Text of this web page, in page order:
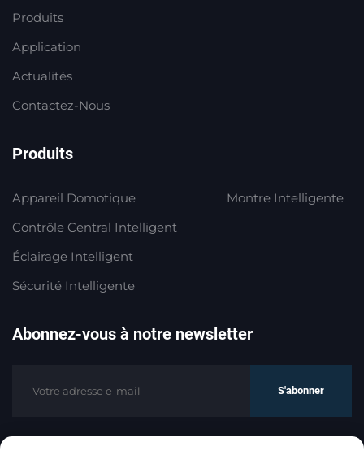
Produits
Application
Actualités
Contactez-Nous
Produits
Appareil Domotique
Contrôle Central Intelligent
Éclairage Intelligent
Sécurité Intelligente
Montre Intelligente
Abonnez-vous à notre newsletter
S'abonner